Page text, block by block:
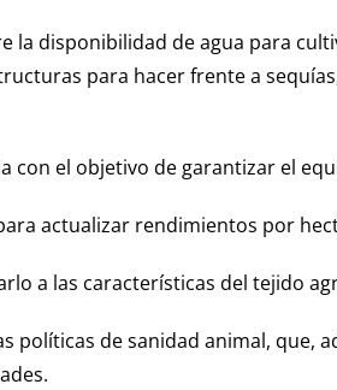
la disponibilidad de agua para
para hacer frente a
con el objetivo de garantizar el
actualizar rendimientos por
a las características del tejido
políticas de sanidad animal, que,